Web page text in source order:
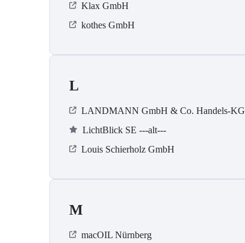
Klax GmbH
kothes GmbH
L
LANDMANN GmbH & Co. Handels-KG
LichtBlick SE ---alt---
Louis Schierholz GmbH
M
macOIL Nürnberg